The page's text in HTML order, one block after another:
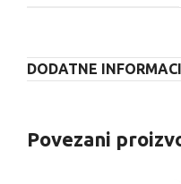
DODATNE
Povezani